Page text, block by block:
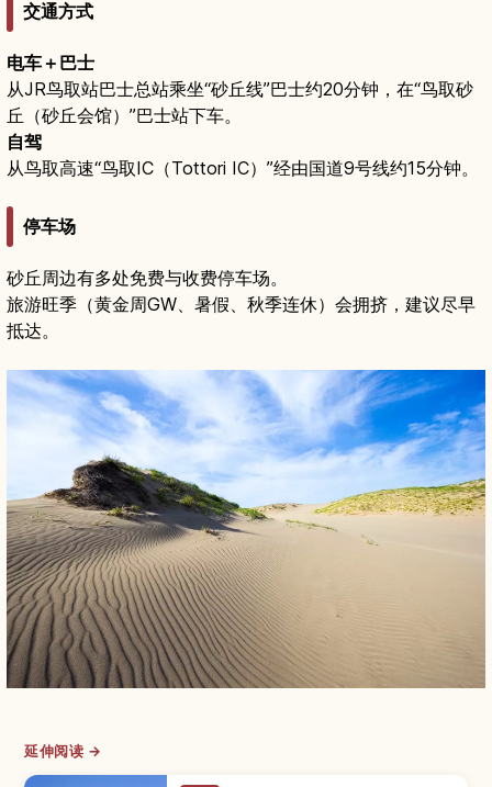
交通方式
电车＋巴士
从JR鸟取站巴士总站乘坐“砂丘线”巴士约20分钟，在“鸟取砂
丘（砂丘会馆）”巴士站下车。
自驾
从鸟取高速“鸟取IC（Tottori IC）”经由国道9号线约15分钟。
停车场
砂丘周边有多处免费与收费停车场。
旅游旺季（黄金周GW、暑假、秋季连休）会拥挤，建议尽早
抵达。
延伸阅读 →